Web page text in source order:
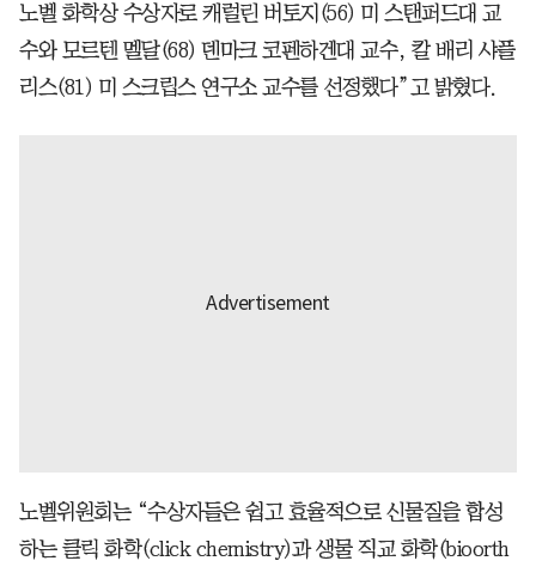
노벨 화학상 수상자로 캐럴린 버토지(56) 미 스탠퍼드대 교
수와 모르텐 멜달(68) 덴마크 코펜하겐대 교수, 칼 배리 샤플
리스(81) 미 스크립스 연구소 교수를 선정했다”고 밝혔다.
노벨위원회는 “수상자들은 쉽고 효율적으로 신물질을 합성
하는 클릭 화학(click chemistry)과 생물 직교 화학(bioorth